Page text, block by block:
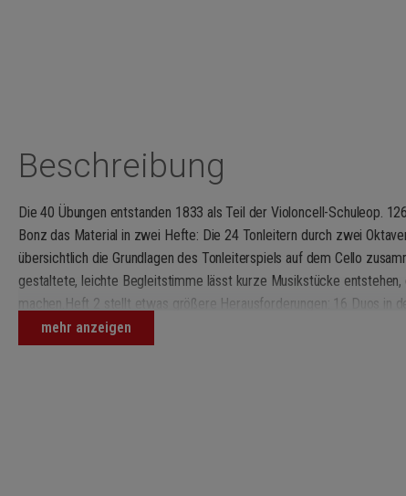
Beschreibung
Die 40 Übungen entstanden 1833 als Teil der Violoncell-Schuleop.
Bonz das Material in zwei Hefte: Die 24 Tonleitern durch zwei
übersichtlich die Grundlagen des Tonleiterspiels auf dem Cello
gestaltete, leichte Begleitstimme lässt kurze Musikstücke entstehen,
machen.Heft 2 stellt etwas größere Herausforderungen: 16 Duos in
Stimmen einen reichhaltigen Einblick in diverse Aspekte der
Flageolett werden auch Synkopen und Triller geübt.
mehr anzeigen